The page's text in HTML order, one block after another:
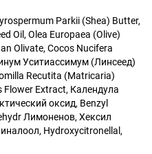
Parkii (Shea) Butter,
Oil, Olea Europaea (Olive)
Olivate, Cocos Nucifera
Уситиассимум (Линсеед)
Recutita (Matricaria)
Flower Extract, Календула
оксид, Benzyl
Лимоненов, Хексил
Hydroxycitronellal,